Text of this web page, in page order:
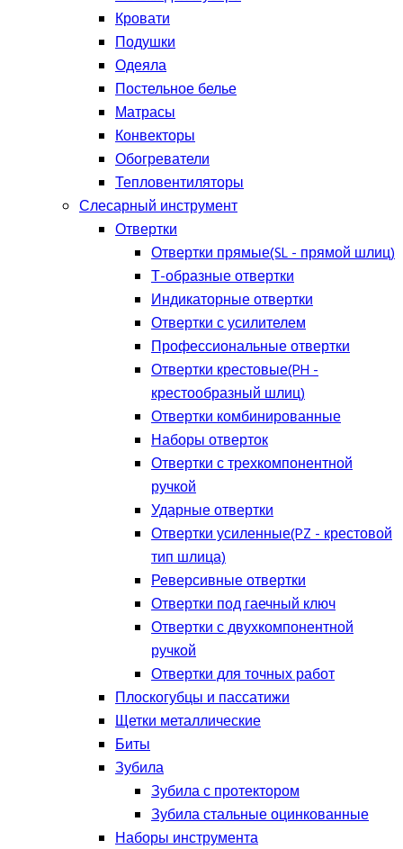
Кровати
Подушки
Одеяла
Постельное белье
Матрасы
Конвекторы
Обогреватели
Тепловентиляторы
Слесарный инструмент
Отвертки
Отвертки прямые(SL - прямой шлиц)
Т-образные отвертки
Индикаторные отвертки
Отвертки с усилителем
Профессиональные отвертки
Отвертки крестовые(PH -
крестообразный шлиц)
Отвертки комбинированные
Наборы отверток
Отвертки с трехкомпонентной
ручкой
Ударные отвертки
Отвертки усиленные(PZ - крестовой
тип шлица)
Реверсивные отвертки
Отвертки под гаечный ключ
Отвертки с двухкомпонентной
ручкой
Отвертки для точных работ
Плоскогубцы и пассатижи
Щетки металлические
Биты
Зубила
Зубила с протектором
Зубила стальные оцинкованные
Наборы инструмента